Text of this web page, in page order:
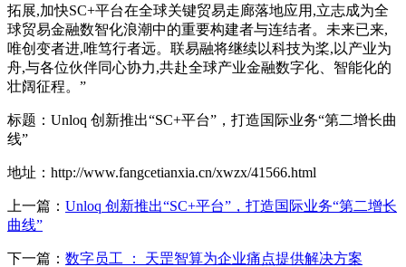
拓展,加快SC+平台在全球关键贸易走廊落地应用,立志成为全
球贸易金融数智化浪潮中的重要构建者与连结者。未来已来,
唯创变者进,唯笃行者远。联易融将继续以科技为桨,以产业为
舟,与各位伙伴同心协力,共赴全球产业金融数字化、智能化的
壮阔征程。”
标题：Unloq 创新推出“SC+平台”，打造国际业务“第二增长曲
线”
地址：http://www.fangcetianxia.cn/xwzx/41566.html
上一篇： Unloq 创新推出“SC+平台”，打造国际业务“第二增长
曲线”
下一篇： 数字员工 ： 天罡智算为企业痛点提供解决方案